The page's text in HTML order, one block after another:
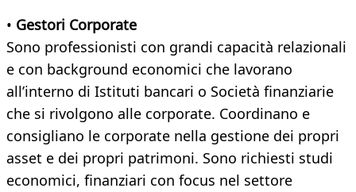
• Gestori Corporate
Sono professionisti con grandi capacità relazionali
e con background economici che lavorano
all’interno di Istituti bancari o Società finanziarie
che si rivolgono alle corporate. Coordinano e
consigliano le corporate nella gestione dei propri
asset e dei propri patrimoni. Sono richiesti studi
economici, finanziari con focus nel settore